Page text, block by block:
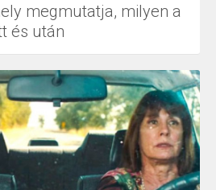
megmutatja, milyen a
és után